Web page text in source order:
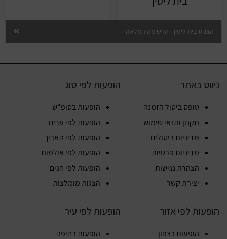
הצגות בית ליסין - הרשימה המלאה
ניווט באתר
טופס ביטול הזמנה
תקנון ותנאי שימוש
מדיניות ביטולים
מדיניות פרטיות
הצהרת נגישות
יצירת קשר
הופעות לפי סוג
הופעות בסופ"ש
הופעות לפי ערים
הופעות לפי תאריך
הופעות לפי אולמות
הופעות לפי חגים
הצגות מומלצות
הופעות לפי אזור
הופעות בצפון
הופעות לפי עיר
הופעות בחיפה